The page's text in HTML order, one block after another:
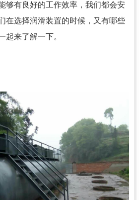
够有良好的工作效率，我们都会安
在选择润滑装置的时候，又有哪些
起来了解一下。